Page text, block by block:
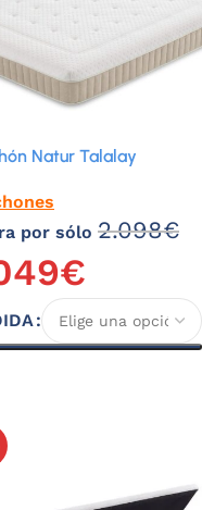
Natur Talalay
por sólo 2.098€
€